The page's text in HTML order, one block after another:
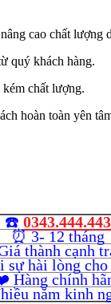
cao chất lượng
quý khách hàng.
chất lượng.
hoàn toàn yên
☎️ 0343.444.443
⏰ 3- 12 tháng
thành cạnh
sự hài lòng cho
Hàng chính
năm kinh